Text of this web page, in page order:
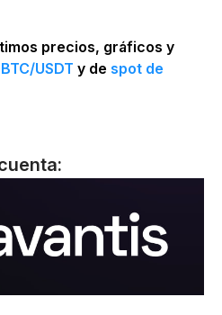
precios, gráficos y
USDT y de spot de